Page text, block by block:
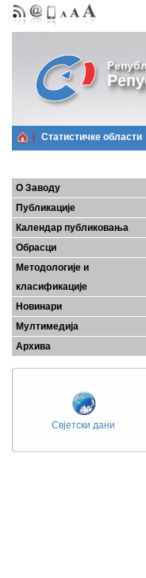
Статистичке области
О Заводу
Публикације
Календар публиковања
Обрасци
Методологије и
класификације
Новинари
Мултимедија
Архива
Свјетски дани